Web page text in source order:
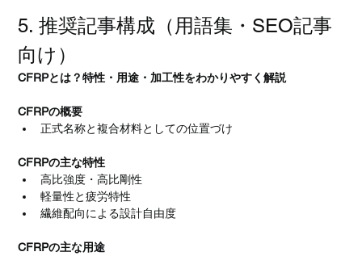
5. 推奨記事構成（用語集・SEO記事
向け）
CFRPとは？特性・用途・加工性をわかりやすく解説
CFRPの概要
正式名称と複合材料としての位置づけ
CFRPの主な特性
高比強度・高比剛性
軽量性と疲労特性
繊維配向による設計自由度
CFRPの主な用途